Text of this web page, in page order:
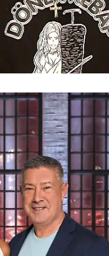
neue Jury,